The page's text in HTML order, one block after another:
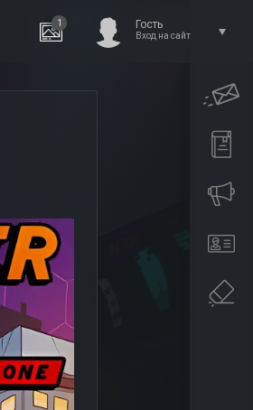
1 Гость
Вход на сайт